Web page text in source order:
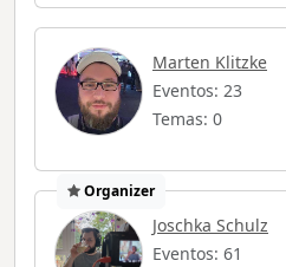
Marten Klitzke
Eventos: 23
Temas: 0
Organizer
Joschka Schulz
Eventos: 61